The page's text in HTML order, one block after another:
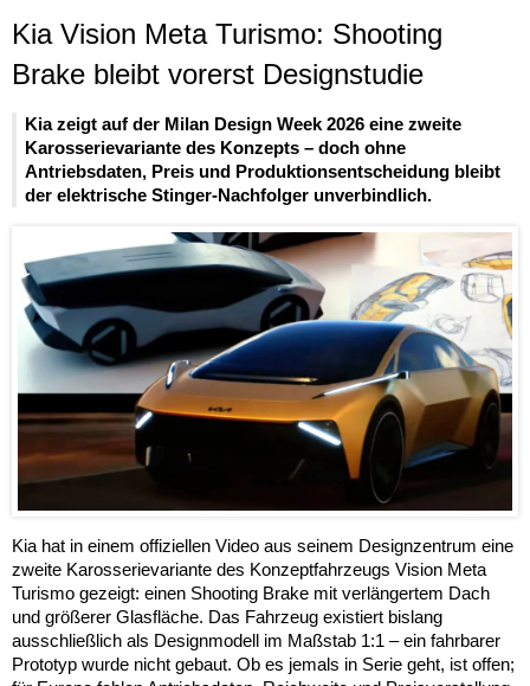
Kia Vision Meta Turismo: Shooting
Brake bleibt vorerst Designstudie
Kia zeigt auf der Milan Design Week 2026 eine zweite
Karosserievariante des Konzepts – doch ohne
Antriebsdaten, Preis und Produktionsentscheidung bleibt
der elektrische Stinger-Nachfolger unverbindlich.
Kia hat in einem offiziellen Video aus seinem Designzentrum eine
zweite Karosserievariante des Konzeptfahrzeugs Vision Meta
Turismo gezeigt: einen Shooting Brake mit verlängertem Dach
und größerer Glasfläche. Das Fahrzeug existiert bislang
ausschließlich als Designmodell im Maßstab 1:1 – ein fahrbarer
Prototyp wurde nicht gebaut. Ob es jemals in Serie geht, ist offen;